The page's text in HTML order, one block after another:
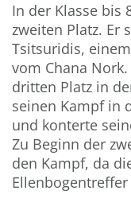
In der Klasse bis
zweiten Platz. Er
Tsitsuridis,
vom Chana
dritten Platz in
seinen Kampf in
und konterte
Zu Beginn der
den Kampf, da